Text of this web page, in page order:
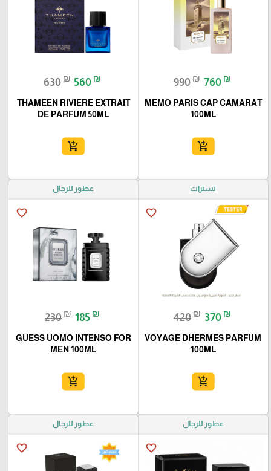
990₪ 760 ₪
MEMO PARIS CAP CAMARAT
100ML
add_shopping_cart
630₪ 560 ₪
THAMEEN RIVIERE EXTRAIT
DE PARFUM 50ML
add_shopping_cart
تسترات
favorite_border
420₪ 370 ₪
VOYAGE DHERMES PARFUM
100ML
add_shopping_cart
عطور للرجال
favorite_border
230₪ 185 ₪
GUESS UOMO INTENSO FOR
MEN 100ML
add_shopping_cart
عطور للرجال
favorite_border
عطور للرجال
favorite_border